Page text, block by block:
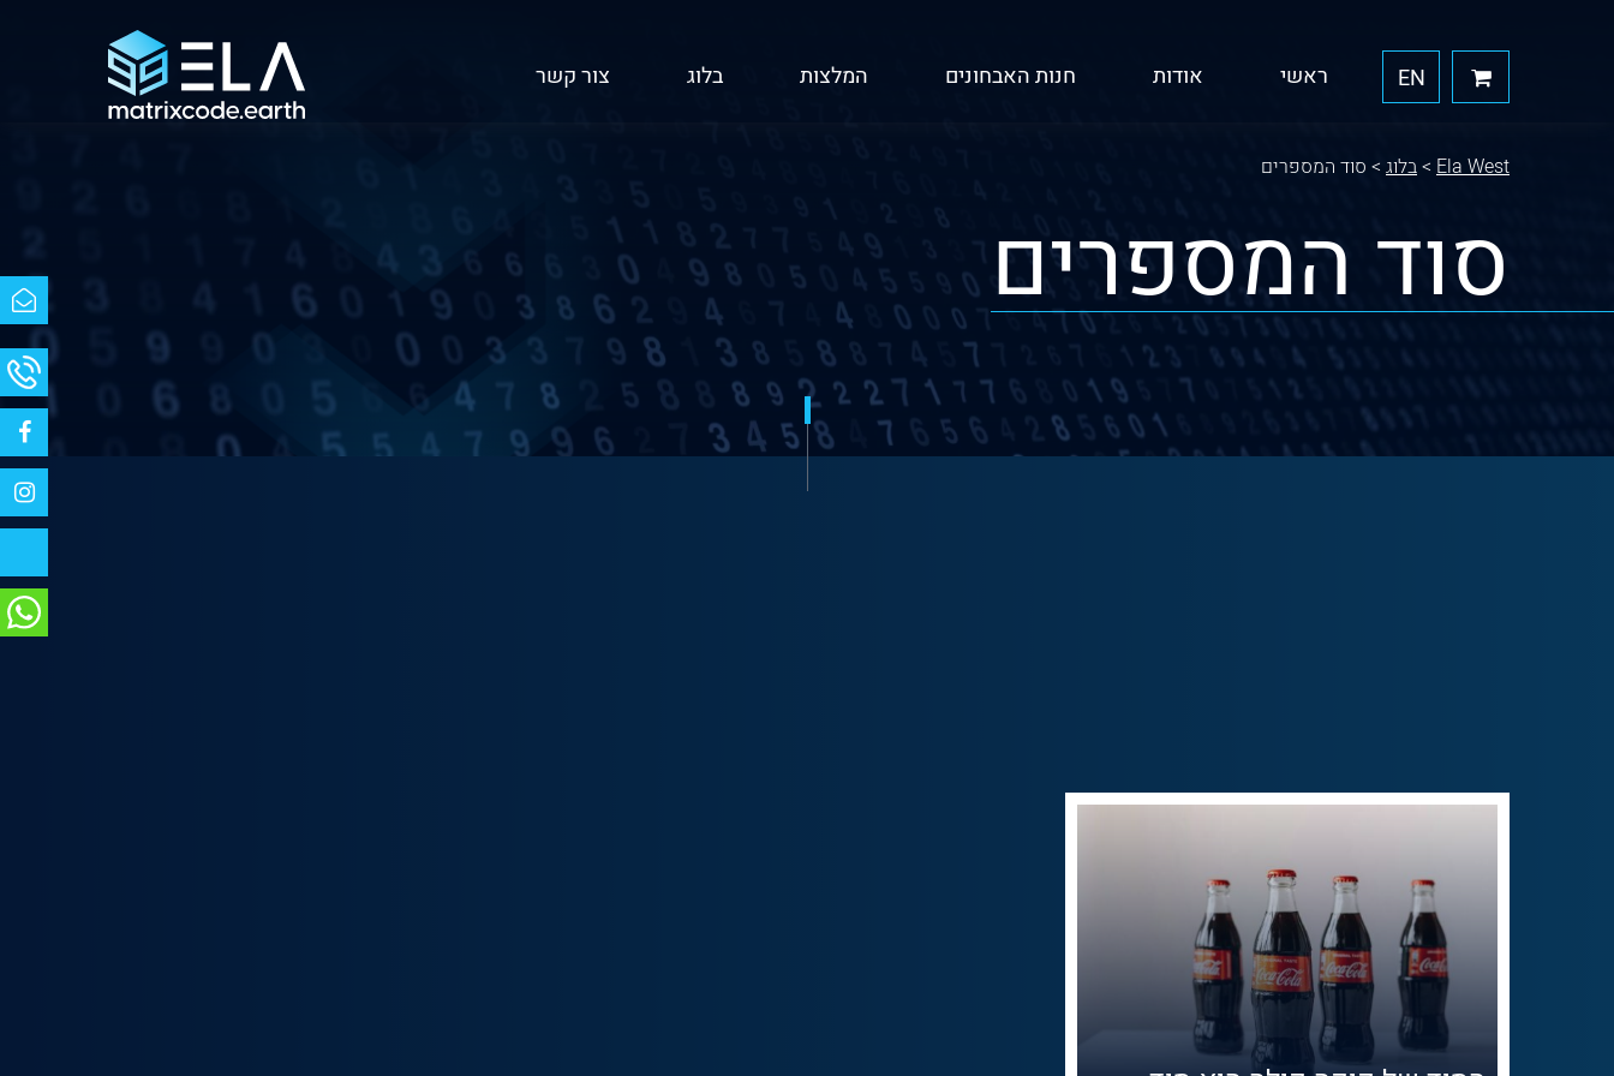
EN ראשי אודות חנות האבחונים המלצות בלוג צור קשר
Ela West
>בלוג > סוד המספרים
סוד המספרים